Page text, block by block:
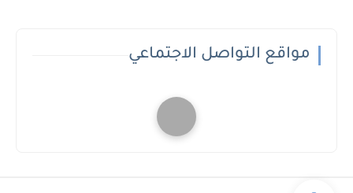
مواقع التواصل الاجتماعي